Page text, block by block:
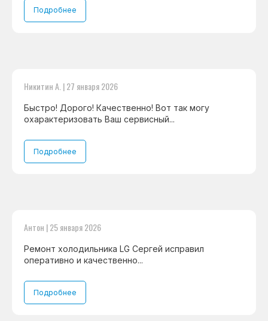
Подробнее
Никитин А. | 27 января 2026
Быстро! Дорого! Качественно! Вот так могу
охарактеризовать Ваш сервисный...
Подробнее
Антон | 25 января 2026
Ремонт холодильника LG Сергей исправил
оперативно и качественно...
Подробнее